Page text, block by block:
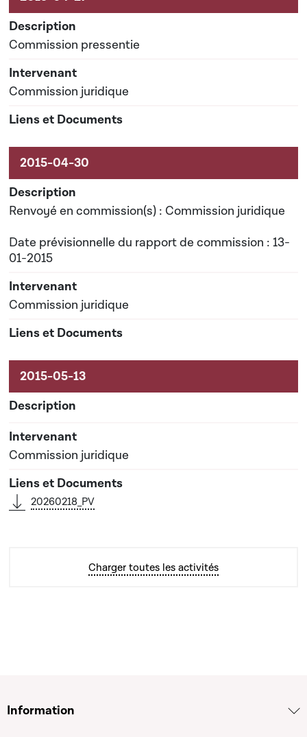
Commission pressentie
Commission juridique
Renvoyé en commission(s) : Commission juridique
Date prévisionnelle du rapport de commission : 13-
01-2015
Commission juridique
Commission juridique
20260218_PV
Charger toutes les activités
Information